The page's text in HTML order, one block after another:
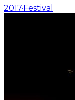
2017·Festival